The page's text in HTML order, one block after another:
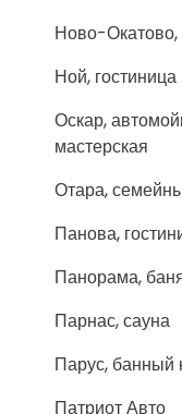
Ново-Окатово,
Ной, гостиница
Оскар,
мастерская
Отара,
Панова,
Панорама,
Парнас, сауна
Парус, банный
Патриот Авто